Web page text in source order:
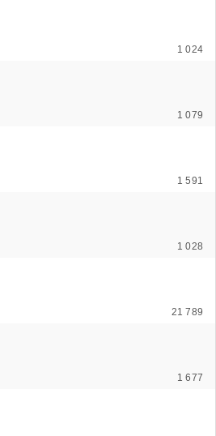
1 024
1 079
1 591
1 028
21 789
1 677